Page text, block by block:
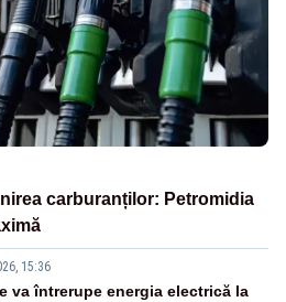
carburanților: Petromidia
15:36
va întrerupe energia electrică la